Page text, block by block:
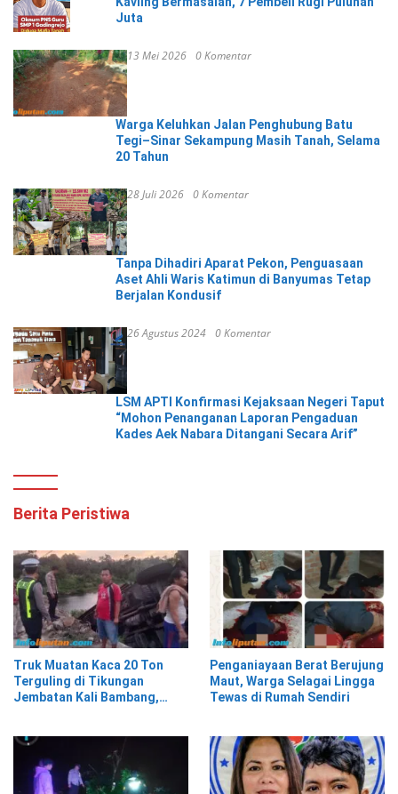
Juta
13 Mei 2026 0 Komentar
Warga Keluhkan Jalan Penghubung Batu
Tegi–Sinar Sekampung Masih Tanah, Selama
20 Tahun
28 Juli 2026 0 Komentar
Tanpa Dihadiri Aparat Pekon, Penguasaan
Aset Ahli Waris Katimun di Banyumas Tetap
Berjalan Kondusif
26 Agustus 2024 0 Komentar
LSM APTI Konfirmasi Kejaksaan Negeri Taput
“Mohon Penanganan Laporan Pengaduan
Kades Aek Nabara Ditangani Secara Arif”
Berita Peristiwa
Truk Muatan Kaca 20 Ton
Terguling di Tikungan
Jembatan Kali Bambang,
Penganiayaan Berat Berujung
Maut, Warga Selagai Lingga
Tewas di Rumah Sendiri